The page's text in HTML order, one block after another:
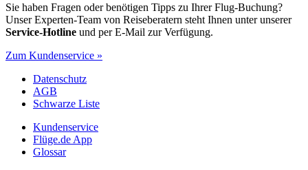
Sie haben Fragen oder benötigen Tipps zu Ihrer Flug-Buchung?
Unser Experten-Team von Reiseberatern steht Ihnen unter unserer
Service-Hotline und per E-Mail zur Verfügung.
Zum Kundenservice »
Datenschutz
AGB
Schwarze Liste
Kundenservice
Flüge.de App
Glossar